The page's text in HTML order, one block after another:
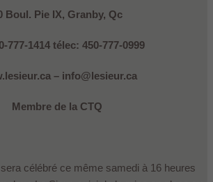
Boul. Pie IX, Granby, Qc
777-1414 télec: 450-777-0999
– info@lesieur.ca
Membre de la CTQ
célébré ce même samedi à 16 heures